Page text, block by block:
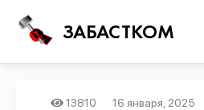
ЗАБАСТКОМ
13810
16 января, 2025